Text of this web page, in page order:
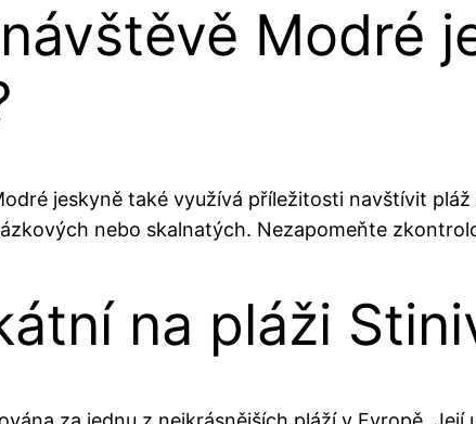
Modré
jeskyně také využívá příležitosti navštívit
nebo skalnatých. Nezapomeňte
na pláži